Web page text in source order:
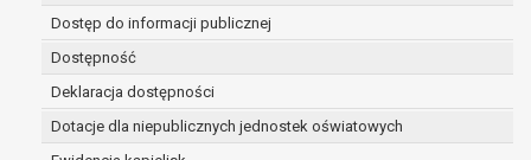
Dostęp do informacji publicznej
Dostępność
Deklaracja dostępności
Dotacje dla niepublicznych jednostek oświatowych
archiwizacji określonymi przez przepisy prawa
powszechnie obowiązującego.
W przypadku, gdy dane osobowe przetwarzane są
na podstawie zgody osoby, której dane dotyczą
przetwarzanie odbywa się do czasu wycofania tej
zgody.